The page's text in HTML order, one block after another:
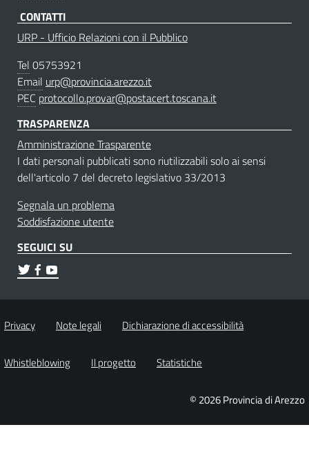
CONTATTI
URP - Ufficio Relazioni con il Pubblico
Tel 05753921
Email urp@provincia.arezzo.it
PEC protocollo.provar@postacert.toscana.it
TRASPARENZA
Amministrazione Trasparente
I dati personali pubblicati sono riutilizzabili solo ai sensi
dell'articolo 7 del decreto legislativo 33/2013
Segnala un problema
Soddisfazione utente
SEGUICI SU
Privacy Note legali Dichiarazione di accessibilità
Whistleblowing Il progetto Statistiche
© 2026 Provincia di Arezzo